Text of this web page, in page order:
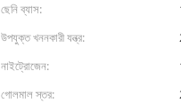
ছেনি ব্যাস:
উপযুক্ত খননকারী যন্ত্র:
নাইট্রোজেন:
গোলমাল স্তর: